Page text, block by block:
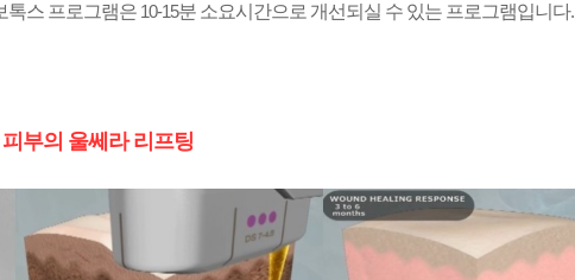
톡스 프로그램은 10-15분 소요시간으로 개선되실 수 있는 프로그램입니다.
부의 울쎄라 리프팅